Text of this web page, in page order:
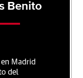
Benito
Madrid
del